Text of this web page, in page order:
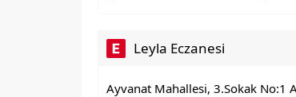
Leyla Eczanesi
Ayvanat Mahallesi, 3.Sokak No:1